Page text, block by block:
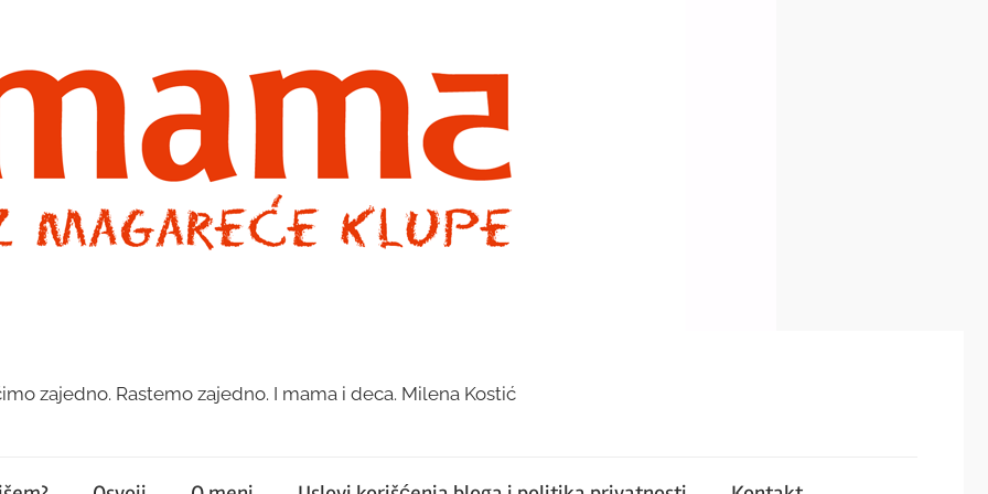
zajedno. Rastemo zajedno. I mama i deca. Milena Kostić